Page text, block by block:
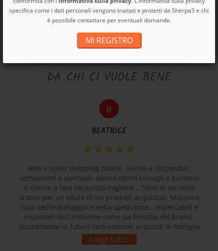
specifica come i dati personali vengono trattati e protetti da Sherpa3 e chi
è possibile contattare per eventuali domande.
MI REGISTRO
DA CHI CI VUOLE BENE
B
BEATRICE
Non il solito shopping online. Gentili e disponibili,
competenti e puntuali, danno ottimi consigli e guidano
il cliente a fare l’acquisto migliore... Sono al secondo
ordine per un totale di tre prodotti acquistati. Massima
cura nell’imballaggio e nella spedizione...impeccabili e
rispettosi dell’ambiente come da filosofia del brand.
Sicuramente in futuro farò ulteriori acquisti! In famiglia
siamo tutti soddisfatti e contenti dei nostri acquisti.
Grazie! L’esperienza d’acquisto con Sherpa3 è stata
Leggi tutto